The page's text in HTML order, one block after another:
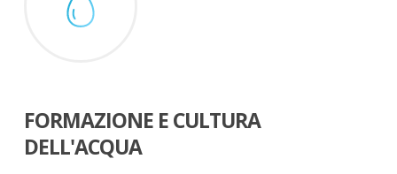
FORMAZIONE E CULTURA
DELL'ACQUA